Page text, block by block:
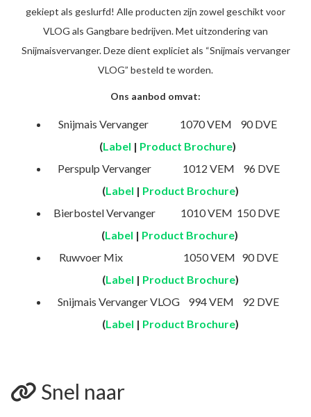
gekiept als geslurfd! Alle producten zijn zowel geschikt voor
VLOG als Gangbare bedrijven. Met uitzondering van
Snijmaisvervanger. Deze dient expliciet als “Snijmais vervanger
VLOG” besteld te worden.
Ons aanbod omvat:
Snijmais Vervanger
1070 VEM 90 DVE
(Label | Product Brochure)
Perspulp Vervanger
1012 VEM 96 DVE
(Label | Product Brochure)
Bierbostel Vervanger
1010 VEM 150 DVE
(Label | Product Brochure)
Ruwvoer Mix
1050 VEM 90 DVE
(Label | Product Brochure)
Snijmais Vervanger VLOG 994 VEM 92 DVE
(Label | Product Brochure)
Snel naar